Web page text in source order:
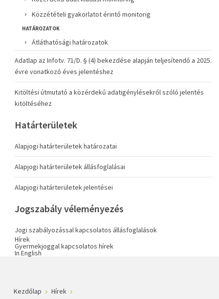
Közzétételi gyakorlatot érintő monitorig
HATÁROZATOK
Átláthatósági határozatok
Adatlap az Infotv. 71/D. § (4) bekezdése alapján teljesítendő a 2025.
évre vonatkozó éves jelentéshez
Kitöltési útmutató a közérdekű adatigénylésekről szóló jelentés
kitöltéséhez
Határterületek
Alapjogi határterületek határozatai
Alapjogi határterületek állásfoglalásai
Alapjogi határterületek jelentései
Jogszabály véleményezés
Jogi szabályozással kapcsolatos állásfoglalások
Hírek
Gyermekjoggal kapcsolatos hírek
In English
Kezdőlap
Hírek